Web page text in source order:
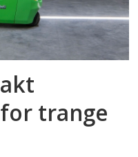
trange